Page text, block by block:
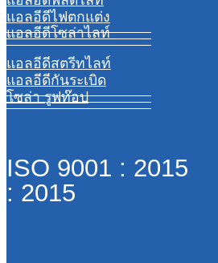
แอลอีดีไฟตกแต่ง
แอลอีดีโซล่าไลท์
แอลอีดีสตรีทไลท์
แอลอีดีกันระเบิด
โซล่า รูฟท๊อป
ISO 9001 :
: 2015